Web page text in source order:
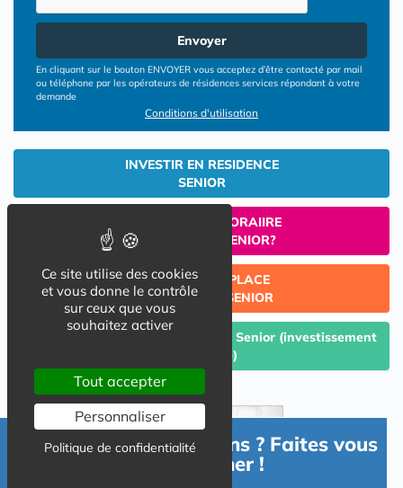
Envoyer
En cliquant sur le bouton ENVOYER vous acceptez d’être contacté par mail
ou téléphone par les opérateurs de résidences services répondant à votre
demande
Conditions d'utilisation
INVESTIR EN RESIDENCE
SENIOR
UN SEJOUR TEMPORAIIRE
EN RESIDENCE SENIOR?
TROUVER UNE PLACE
EN RESIDENCE SENIOR
Céder un lot acquis en Résidence Senior (investissement
Lmp/Lmnp)
Besoin d'informations ? Faites vous
accompagner !
Ce site utilise des cookies
et vous donne le contrôle
sur ceux que vous
souhaitez activer
Tout accepter
Personnaliser
Politique de confidentialité